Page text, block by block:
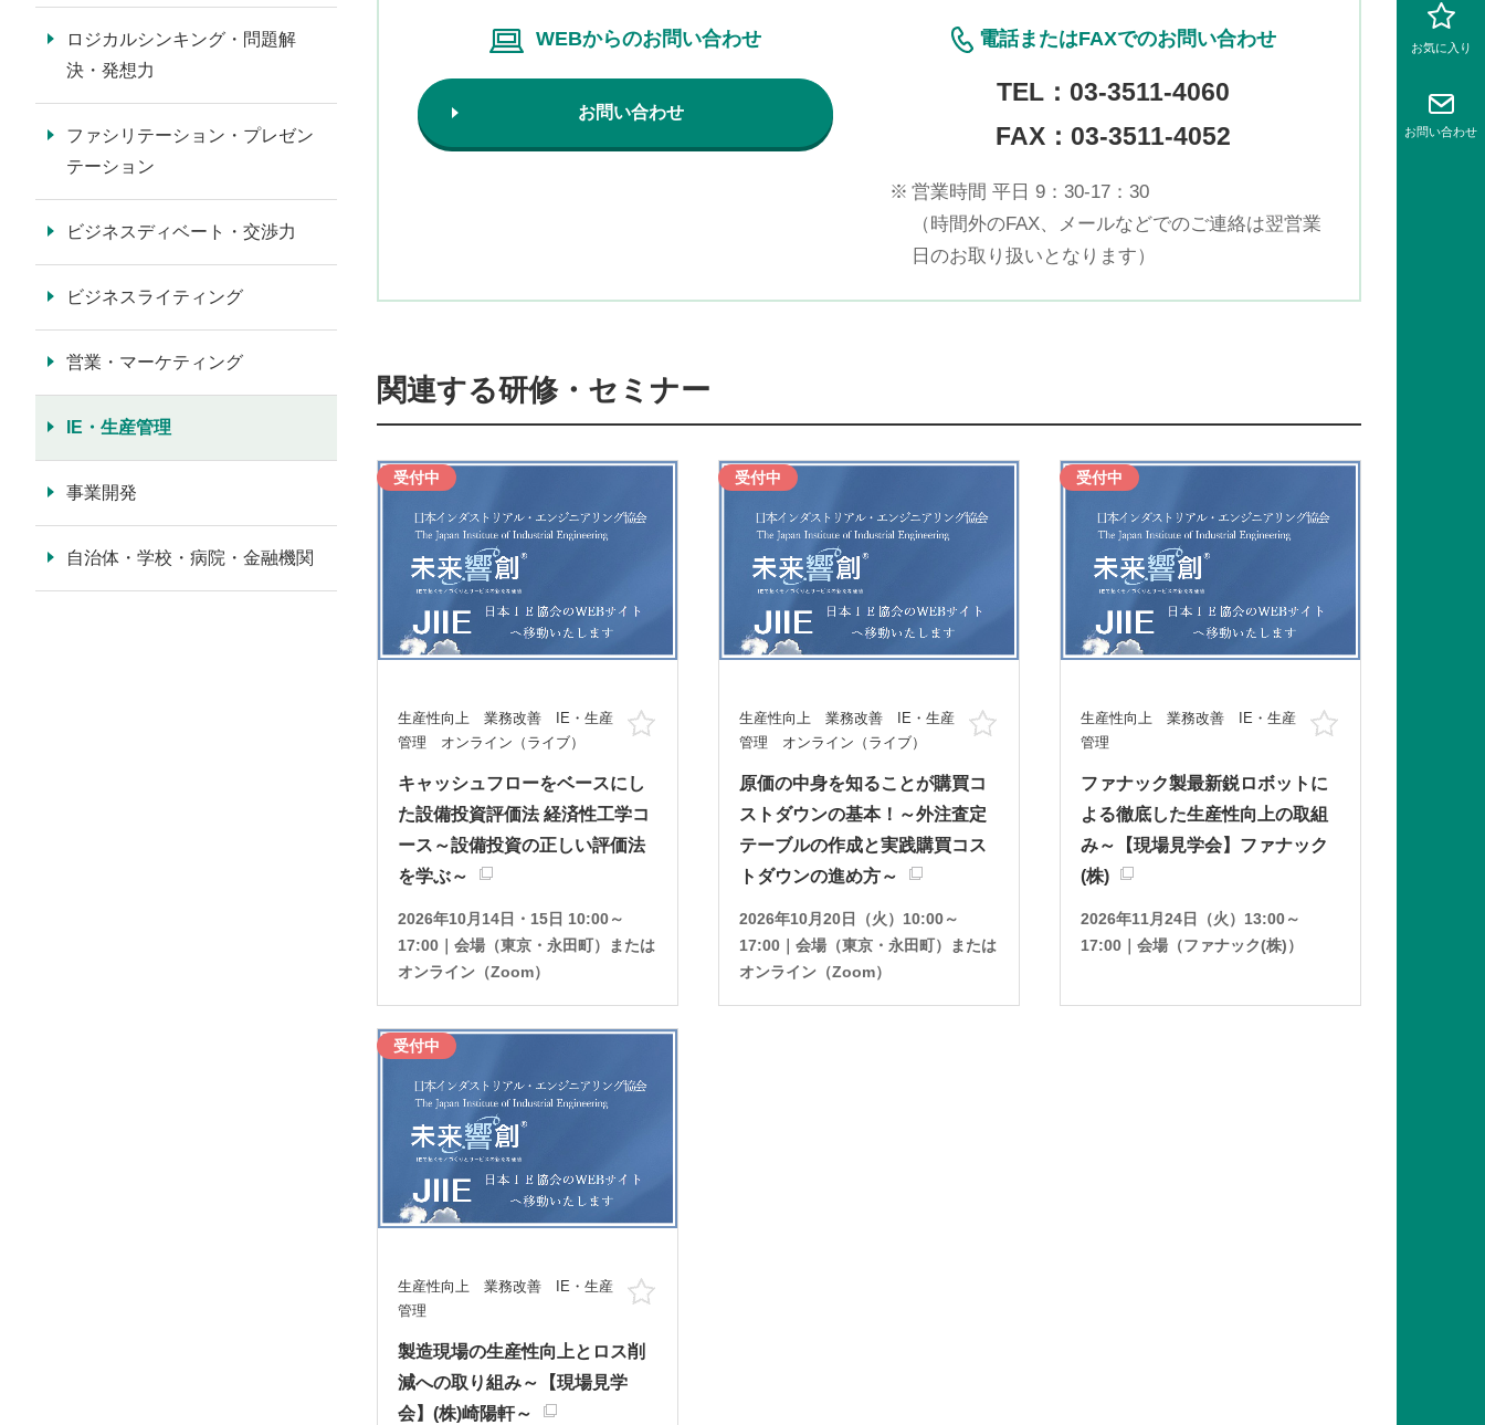
WEBからのお問い合わせ
お問い合わせ
電話またはFAXでのお問い合わせ
TEL： 03-3511-4060
FAX：03-3511-4052
※ 営業時間 平日 9：30-17：30
（時間外のFAX、メールなどでのご連絡は翌営業
日のお取り扱いとなります）
関連する研修・セミナー
受付中
生産性向上 業務改善 IE・生産
管理 オンライン（ライブ）
お気に入り
キャッシュフローをベースにし
た設備投資評価法 経済性工学コ
ース～設備投資の正しい評価法
を学ぶ～
2026年10月14日・15日 10:00～
17:00｜会場（東京・永田町）または
オンライン（Zoom）
受付中
生産性向上 業務改善 IE・生産
管理 オンライン（ライブ）
お気に入り
原価の中身を知ることが購買コ
ストダウンの基本！～外注査定
テーブルの作成と実践購買コス
トダウンの進め方～
2026年10月20日（火）10:00～
17:00｜会場（東京・永田町）または
オンライン（Zoom）
受付中
生産性向上 業務改善 IE・生産
管理
ファナック製最新鋭ロボットに
よる徹底した生産性向上の取組
み～【現場見学会】ファナック
(株)
2026年11月24日（火）13:00～
17:00｜会場（ファナック(株)）
受付中
生産性向上 業務改善 IE・生産
管理
製造現場の生産性向上とロス削
減への取り組み～【現場見学
会】(株)崎陽軒～
ロジカルシンキング・問題解
決・発想力
ファシリテーション・プレゼン
テーション
ビジネスディベート・交渉力
ビジネスライティング
営業・マーケティング
IE・生産管理
事業開発
自治体・学校・病院・金融機関
お気に入り
お問い合わせ